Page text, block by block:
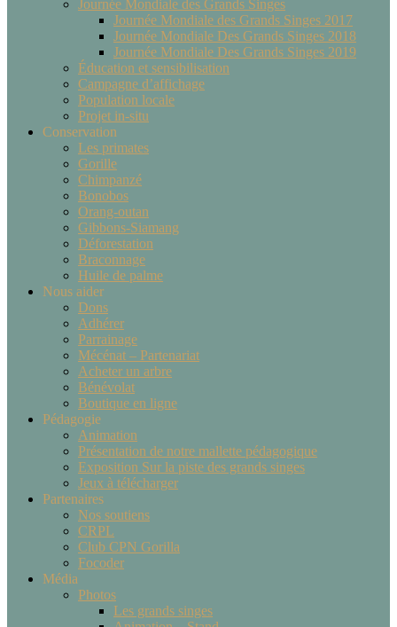
Journée Mondiale des Grands Singes
Journée Mondiale des Grands Singes 2017
Journée Mondiale Des Grands Singes 2018
Journée Mondiale Des Grands Singes 2019
Éducation et sensibilisation
Campagne d’affichage
Population locale
Projet in-situ
Conservation
Les primates
Gorille
Chimpanzé
Bonobos
Orang-outan
Gibbons-Siamang
Déforestation
Braconnage
Huile de palme
Nous aider
Dons
Adhérer
Parrainage
Mécénat – Partenariat
Acheter un arbre
Bénévolat
Boutique en ligne
Pédagogie
Animation
Présentation de notre mallette pédagogique
Exposition Sur la piste des grands singes
Jeux à télécharger
Partenaires
Nos soutiens
CRPL
Club CPN Gorilla
Focoder
Média
Photos
Les grands singes